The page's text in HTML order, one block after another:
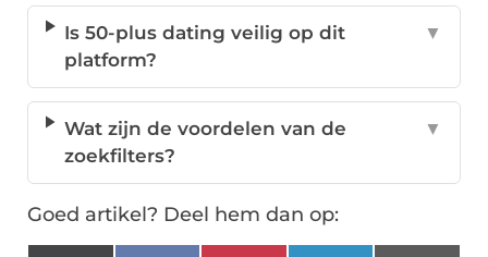
Is 50-plus dating veilig op dit
platform?
▼
Wat zijn de voordelen van de
zoekfilters?
▼
Goed artikel? Deel hem dan op: